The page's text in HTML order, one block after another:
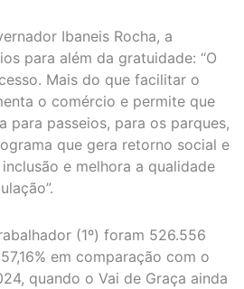
Ibaneis Rocha, a
para além da gratuidade: “O
Mais do que facilitar o
o comércio e permite que
para passeios, para os parques,
que gera retorno social e
e melhora a qualidade
(1º) foram 526.556
em comparação com o
quando o Vai de Graça ainda